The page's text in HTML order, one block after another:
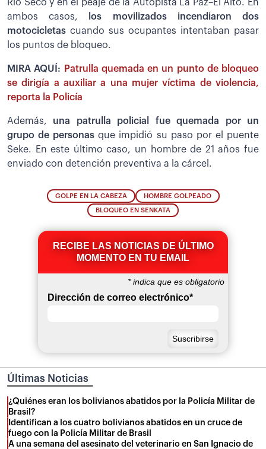
Río Seco y en el peaje de la Autopista La Paz–El Alto. En
ambos casos,
los movilizados incendiaron dos
motocicletas cuando sus ocupantes intentaban pasar
los puntos de bloqueo.
MIRA AQUÍ:
Patrulla quemada en un punto de bloqueo
se dirigía a auxiliar a una mujer víctima de violencia,
reporta la Policía
Además, una patrulla policial fue quemada por un
grupo de personas que impidió su paso por el puente
Seke. En este último caso, un hombre de 21 años fue
enviado con detención preventiva a la cárcel.
GOLPE EN LA CABEZA HOMBRE GOLPEADO
BLOQUEO EN SENKATA
RECIBE LAS NOTICIAS DE ÚLTIMO
MOMENTO EN TU EMAIL
*indica que es obligatorio
Dirección de correo electrónico*
Últimas Noticias
¿Quiénes eran los bolivianos abatidos por la Policía Militar de
Brasil?
Identifican a los cuatro bolivianos abatidos en un cruce de
fuego con la Policía Militar de Brasil
A una semana del asesinato del veterinario en San Ignacio de